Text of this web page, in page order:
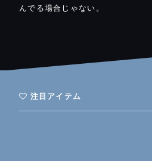
んでる場合じゃない。
注目アイテム